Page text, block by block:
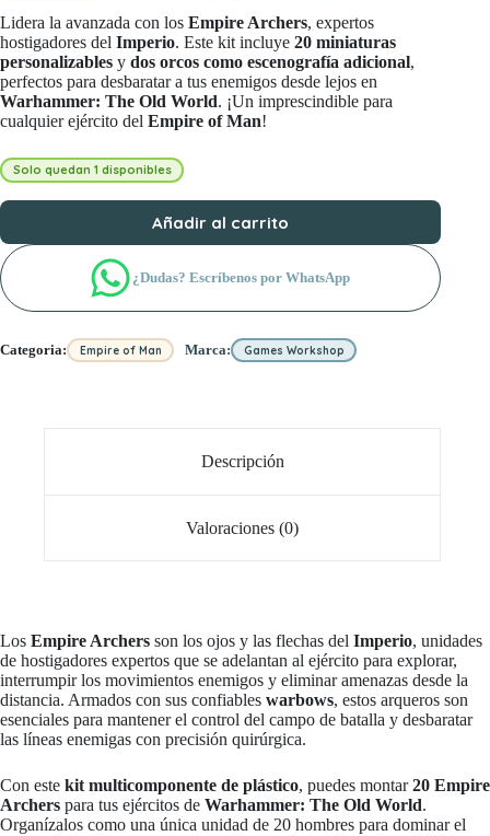
Lidera la avanzada con los Empire Archers, expertos
hostigadores del Imperio. Este kit incluye 20 miniaturas
personalizables y dos orcos como escenografía adicional,
perfectos para desbaratar a tus enemigos desde lejos en
Warhammer: The Old World. ¡Un imprescindible para
cualquier ejército del Empire of Man!
Solo quedan 1 disponibles
Añadir al carrito
¿Dudas? Escríbenos por WhatsApp
Categoria: Empire of Man Marca: Games Workshop
Descripción
Valoraciones (0)
Los Empire Archers son los ojos y las flechas del Imperio, unidades
de hostigadores expertos que se adelantan al ejército para explorar,
interrumpir los movimientos enemigos y eliminar amenazas desde la
distancia. Armados con sus confiables warbows, estos arqueros son
esenciales para mantener el control del campo de batalla y desbaratar
las líneas enemigas con precisión quirúrgica.
Con este kit multicomponente de plástico, puedes montar20 Empire
Archers para tus ejércitos de Warhammer: The Old World.
Organízalos como una única unidad de 20 hombres para dominar el